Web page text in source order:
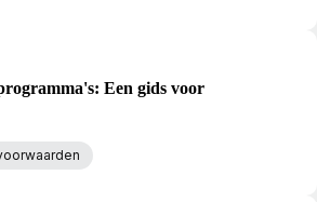
Een gids voor